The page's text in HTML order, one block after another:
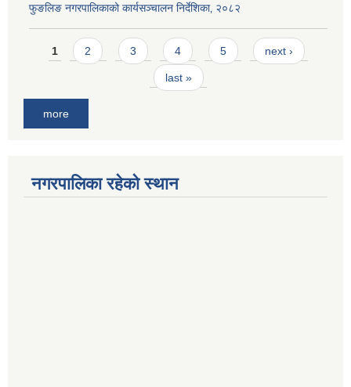
फुङलिङ नगरपालिकाको कार्यसञ्चालन निर्देशिका‚ २०८२
Pages
1 2 3 4 5 next ›
last »
more
नगरपालिका रहेको स्थान